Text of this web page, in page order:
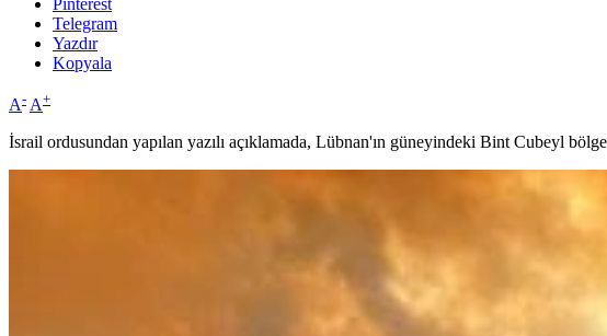
Pinterest
Telegram
Yazdır
Kopyala
A- A+
İsrail ordusundan yapılan yazılı açıklamada, Lübnan'ın güneyindeki Bint Cubeyl